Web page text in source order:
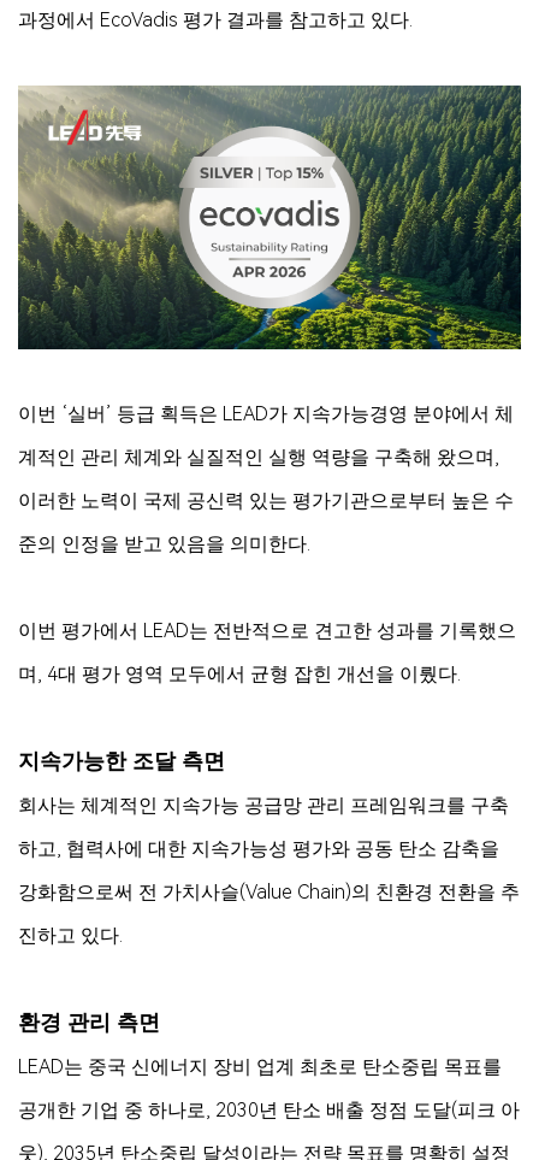
과정에서 EcoVadis 평가 결과를 참고하고 있다.
이번 ‘실버’ 등급 획득은 LEAD가 지속가능경영 분야에서 체
계적인 관리 체계와 실질적인 실행 역량을 구축해 왔으며,
이러한 노력이 국제 공신력 있는 평가기관으로부터 높은 수
준의 인정을 받고 있음을 의미한다.
이번 평가에서 LEAD는 전반적으로 견고한 성과를 기록했으
며, 4대 평가 영역 모두에서 균형 잡힌 개선을 이뤘다.
지속가능한 조달 측면
회사는 체계적인 지속가능 공급망 관리 프레임워크를 구축
하고, 협력사에 대한 지속가능성 평가와 공동 탄소 감축을
강화함으로써 전 가치사슬(Value Chain)의 친환경 전환을 추
진하고 있다.
환경 관리 측면
LEAD는 중국 신에너지 장비 업계 최초로 탄소중립 목표를
공개한 기업 중 하나로, 2030년 탄소 배출 정점 도달(피크 아
웃), 2035년 탄소중립 달성이라는 전략 목표를 명확히 설정